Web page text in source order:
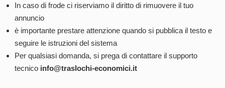
In caso di frode ci riserviamo il diritto di rimuovere il tuo
annuncio
è importante prestare attenzione quando si pubblica il testo e
seguire le istruzioni del sistema
Per qualsiasi domanda, si prega di contattare il supporto
tecnico info@traslochi-economici.it